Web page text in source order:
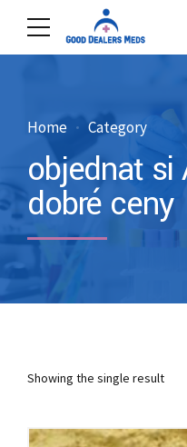
Home Category
objednať si
dobré ceny
Showing the single result